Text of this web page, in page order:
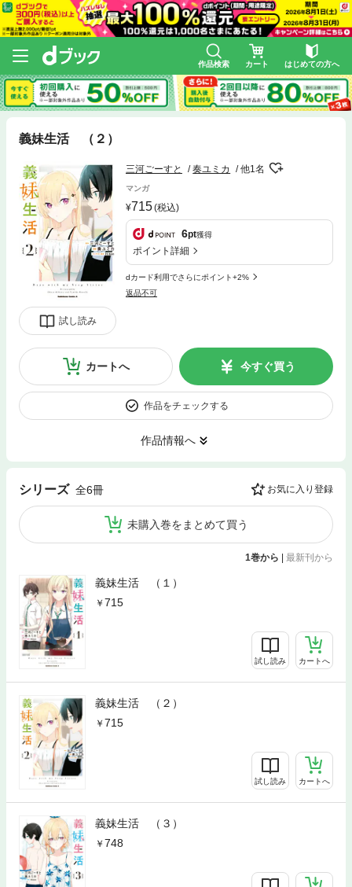
作品検索 カート はじめての方へ
義妹生活 （２）
試し読み
三河ごーすと 奏ユミカ 他1名
マンガ
715(税込)
6pt獲得
ポイント詳細
dカード利用でさらにポイント+2%
返品不可
カートへ 今すぐ買う
作品をチェックする
作品情報へ
シリーズ 全6冊 お気に入り登録
未購入巻をまとめて買う
1巻から | 最新刊から
義妹生活 （１）
715
試し読み カートへ
義妹生活 （２）
715
試し読み カートへ
義妹生活 （３）
748